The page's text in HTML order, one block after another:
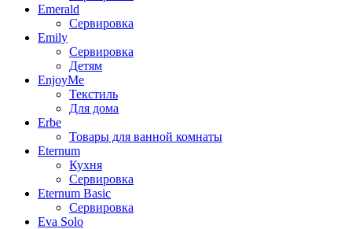
Emerald
Сервировка
Emily
Сервировка
Детям
EnjoyMe
Текстиль
Для дома
Erbe
Товары для ванной комнаты
Eternum
Кухня
Сервировка
Eternum Basic
Сервировка
Eva Solo